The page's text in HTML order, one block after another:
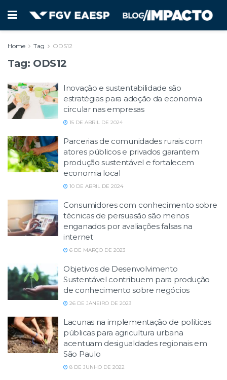
Home Tag ODS12
Tag: ODS12
Inovação e sustentabilidade são
estratégias para adoção da economia
circular nas empresas
15 DE ABRIL DE 2024
Parcerias de comunidades rurais com
atores públicos e privados garantem
produção sustentável e fortalecem
economia local
10 DE ABRIL DE 2024
Consumidores com conhecimento sobre
técnicas de persuasão são menos
enganados por avaliações falsas na
internet
6 DE MARÇO DE 2023
Objetivos de Desenvolvimento
Sustentável contribuem para produção
de conhecimento sobre negócios
26 DE JANEIRO DE 2023
Lacunas na implementação de políticas
públicas para agricultura urbana
acentuam desigualdades regionais em
São Paulo
8 DE JUNHO DE 2022